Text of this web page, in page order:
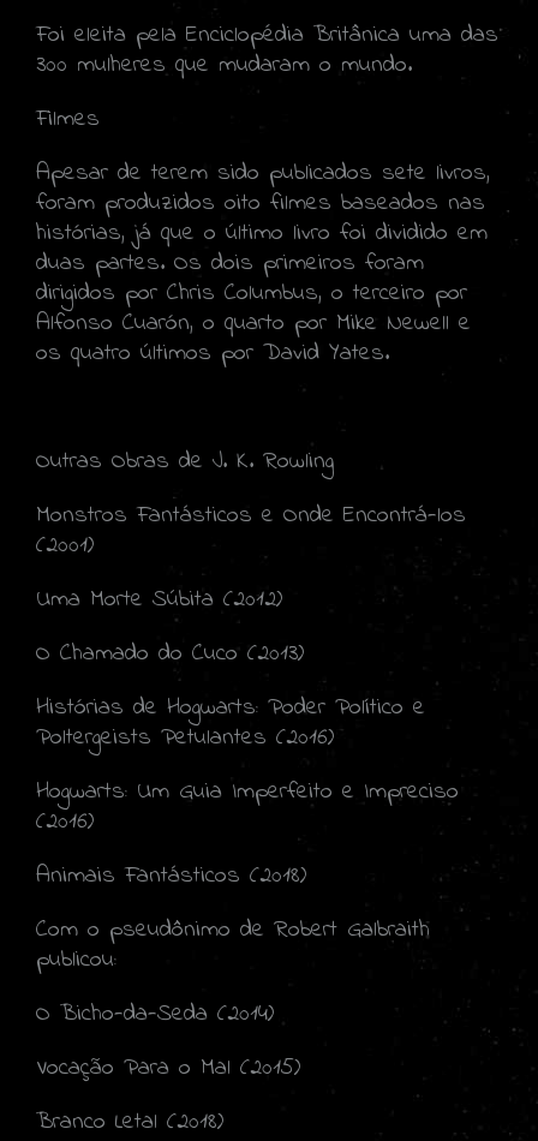
Foi eleita pela Enciclopédia Britânica uma das
300 mulheres que mudaram o mundo.
Filmes
Apesar de terem sido publicados sete livros,
foram produzidos oito filmes baseados nas
histórias, já que o último livro foi dividido em
duas partes. Os dois primeiros foram
dirigidos por Chris Columbus, o terceiro por
Alfonso Cuarón, o quarto por Mike Newell e
os quatro últimos por David Yates.
Outras Obras de J. K. Rowling
Monstros Fantásticos e Onde Encontrá-los
(2001)
Uma Morte Súbita (2012)
O Chamado do Cuco (2013)
Histórias de Hogwarts: Poder Político e
Poltergeists Petulantes (2016)
Hogwarts: Um Guia Imperfeito e Impreciso
(2016)
Animais Fantásticos (2018)
Com o pseudônimo de Robert Galbraith
publicou:
O Bicho-da-Seda (2014)
Vocação Para o Mal (2015)
Branco Letal (2018)